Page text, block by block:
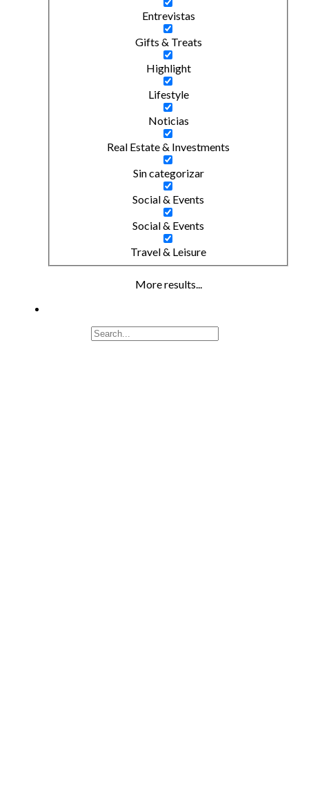
Entrevistas
Gifts & Treats
Highlight
Lifestyle
Noticias
Real Estate & Investments
Sin categorizar
Social & Events
Social & Events
Travel & Leisure
More results...